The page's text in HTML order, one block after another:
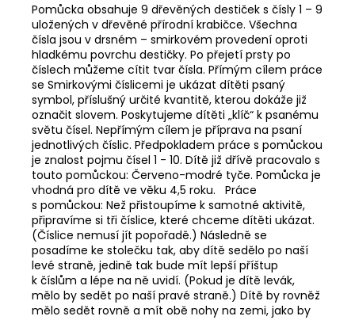
Pomůcka obsahuje 9 dřevěných destiček s čísly 1 – 9
uložených v dřevěné přírodní krabičce. Všechna
čísla jsou v drsném – smirkovém provedení oproti
hladkému povrchu destičky. Po přejetí prsty po
číslech můžeme cítit tvar čísla. Přímým cílem práce
se Smirkovými číslicemi je ukázat dítěti psaný
symbol, příslušný určité kvantitě, kterou dokáže již
označit slovem. Poskytujeme dítěti „klíč“ k psanému
světu čísel. Nepřímým cílem je příprava na psaní
jednotlivých číslic. Předpokladem práce s pomůckou
je znalost pojmu čísel 1 - 10. Dítě již dřívě pracovalo s
touto pomůckou: Červeno-modré tyče. Pomůcka je
vhodná pro dítě ve věku 4,5 roku. Práce
s pomůckou: Než přistoupíme k samotné aktivitě,
připravíme si tři číslice, které chceme dítěti ukázat.
(Číslice nemusí jít popořadě.) Následně se
posadíme ke stolečku tak, aby dítě sedělo po naší
levé straně, jedině tak bude mít lepší příštup
k číslům a lépe na ně uvidí. (Pokud je dítě levák,
mělo by sedět po naší pravé straně.) Dítě by rovněž
mělo sedět rovně a mít obě nohy na zemi, jako by